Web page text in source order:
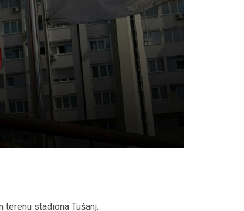
stadiona Tušanj.